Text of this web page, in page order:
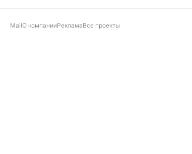
MailО компанииРекламаВсе проекты